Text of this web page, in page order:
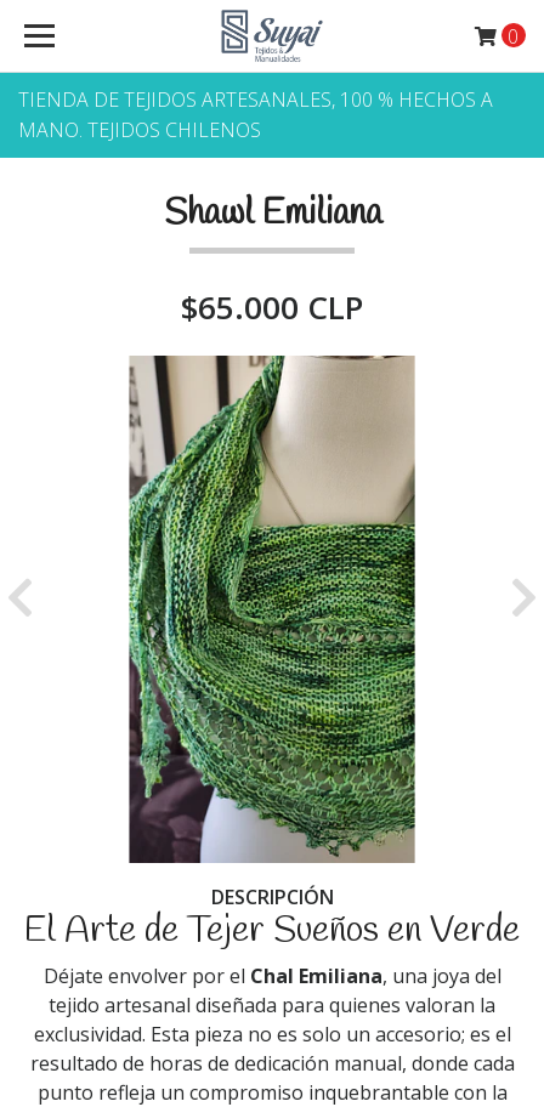
TIENDA DE TEJIDOS ARTESANALES, 100 % HECHOS A
MANO. TEJIDOS CHILENOS
0
Shawl Emiliana
$65.000 CLP
Previous
DESCRIPCIÓN
El Arte de Tejer Sueños en Verde
Déjate envolver por el Chal Emiliana, una joya del
tejido artesanal diseñada para quienes valoran la
exclusividad. Esta pieza no es solo un accesorio; es el
resultado de horas de dedicación manual, donde cada
punto refleja un compromiso inquebrantable con la